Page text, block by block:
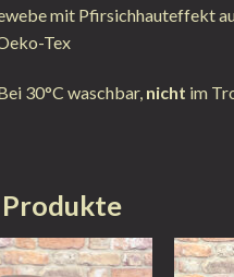
mit Pfirsichhauteffekt
Tex
30°C waschbar, nicht im